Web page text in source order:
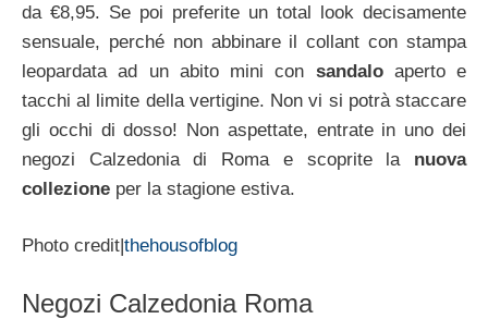
da €8,95. Se poi preferite un total look decisamente
sensuale, perché non abbinare il collant con stampa
leopardata ad un abito mini con sandaloaperto e
tacchi al limite della vertigine. Non vi si potrà staccare
gli occhi di dosso! Non aspettate, entrate in uno dei
negozi Calzedonia di Roma e scoprite la nuova
collezione per la stagione estiva.
Photo credit|thehousofblog
Negozi Calzedonia Roma